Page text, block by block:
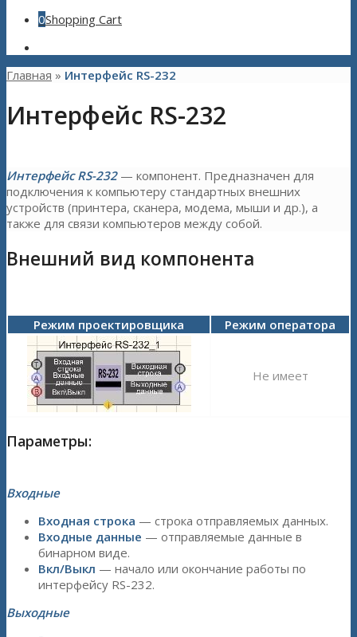
0Shopping Cart
Главная » Интерфейс RS-232
Интерфейс RS-232
Интерфейс RS-232 — компонент. Предназначен для
подключения к компьютеру стандартных внешних
устройств (принтера, сканера, модема, мыши и др.), а
также для связи компьютеров между собой.
Внешний вид компонента
Режим проектировщика Режим оператора
Не имеет
Параметры:
Входные
Входная строка — строка отправляемых данных.
Входные данные — отправляемые данные в
бинарном виде.
Вкл/Выкл — начало или окончание работы по
интерфейсу RS-232.
Выходные